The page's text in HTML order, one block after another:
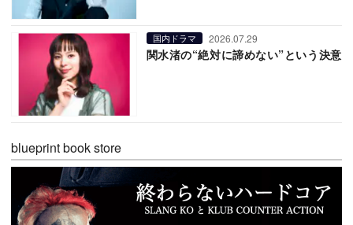
国内ドラマ 2026.07.29
関水渚の“絶対に諦めない”という決意
blueprint book store